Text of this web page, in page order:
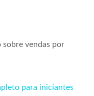
sobre vendas por
para iniciantes